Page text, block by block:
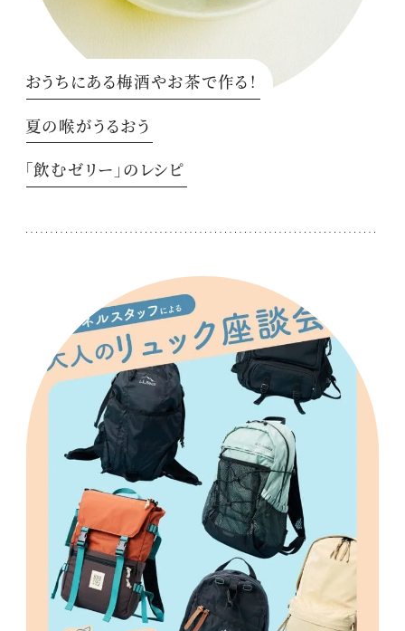
おうちにある梅酒やお茶で作る！
夏の喉がうるおう
「飲むゼリー」のレシピ